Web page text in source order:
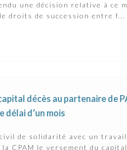
une décision relative à ce
droits de succession entre f...
décès au partenaire de
délai d’un mois
de solidarité avec un
CPAM le versement du